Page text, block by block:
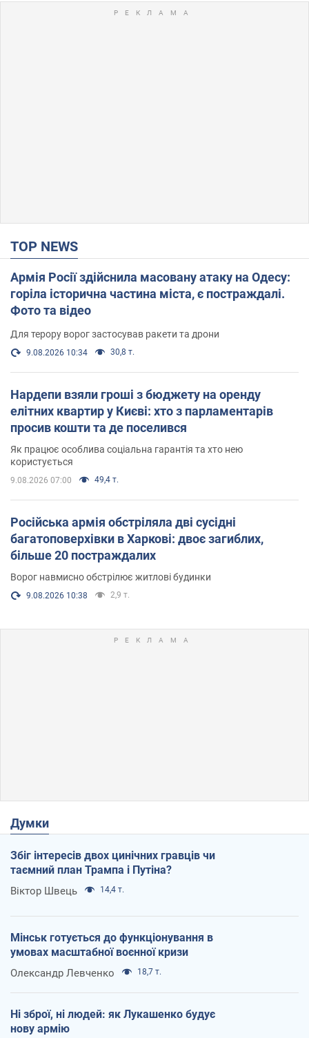
TOP NEWS
Армія Росії здійснила масовану атаку на Одесу:
горіла історична частина міста, є постраждалі.
Фото та відео
Для терору ворог застосував ракети та дрони
9.08.2026 10:34 30,8 т.
Нардепи взяли гроші з бюджету на оренду
елітних квартир у Києві: хто з парламентарів
просив кошти та де поселився
Як працює особлива соціальна гарантія та хто нею
користується
9.08.2026 07:00 49,4 т.
Російська армія обстріляла дві сусідні
багатоповерхівки в Харкові: двоє загиблих,
більше 20 постраждалих
Ворог навмисно обстрілює житлові будинки
9.08.2026 10:38 2,9 т.
Думки
Збіг інтересів двох цинічних гравців чи
таємний план Трампа і Путіна?
Віктор Швець 14,4 т.
Мінськ готується до функціонування в
умовах масштабної воєнної кризи
Олександр Левченко 18,7 т.
Ні зброї, ні людей: як Лукашенко будує
нову армію